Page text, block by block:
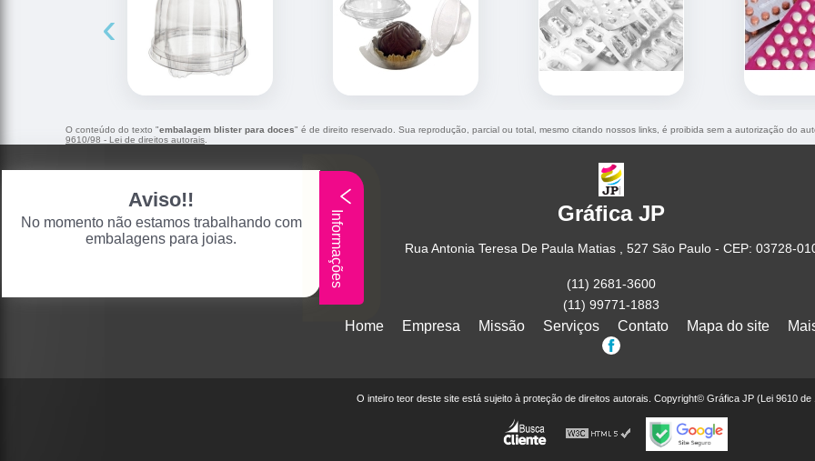
‹
O conteúdo do texto "embalagem blister para doces" é de direito reservado. Sua reprodução, parcial ou total, mesmo citando nossos links, é proibida sem a autorização do
9610/98 - Lei de direitos autorais.
Gráfica JP
Rua Antonia Teresa De Paula Matias , 527 São Paulo - CEP: 03728-
(11) 2681-3600
(11) 99771-1883
Home Empresa Missão Serviços Contato Mapa do site
O inteiro teor deste site está sujeito à proteção de direitos autorais. Copyright© Gráfica JP (Lei 9610 de
Aviso!!
No momento não estamos trabalhando com
embalagens para joias.
Informações